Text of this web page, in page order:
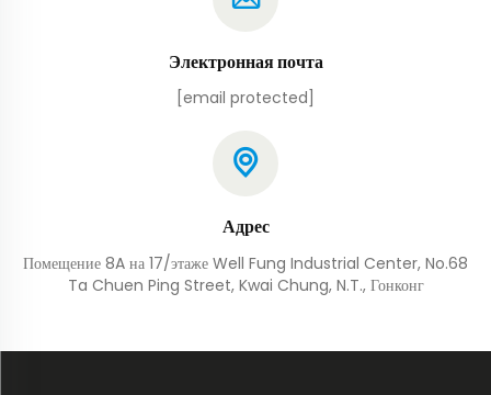
Электронная почта
[email protected]
Адрес
Помещение 8A на 17/этаже Well Fung Industrial Center, No.68
Ta Chuen Ping Street, Kwai Chung, N.T., Гонконг